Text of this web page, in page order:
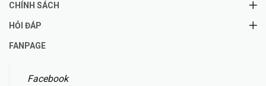
CHÍNH SÁCH
HỎI ĐÁP
FANPAGE
Facebook